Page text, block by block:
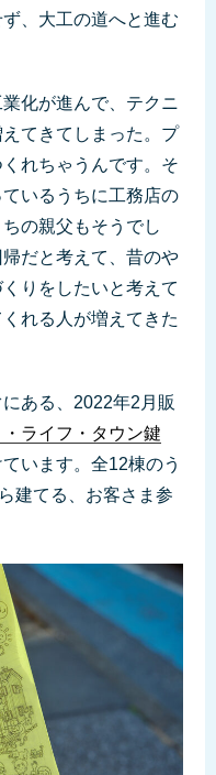
、大工の道へと進む
化が進んで、テクニ
てきてしまった。プ
れちゃうんです。そ
いるうちに工務店の
の親父もそうでし
だと考えて、昔のや
りをしたいと考えて
れる人が増えてきた
ある、2022年2月販
・ライフ・タウン鍵
います。全12棟のう
建てる、お客さま参